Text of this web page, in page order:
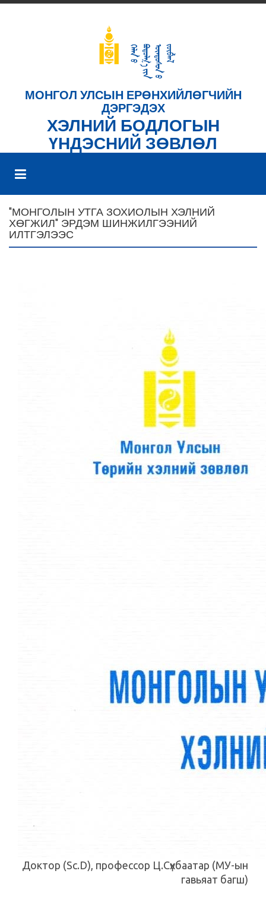
МОНГОЛ УЛСЫН ЕРӨНХИЙЛӨГЧИЙН
ДЭРГЭДЭХ
ХЭЛНИЙ БОДЛОГЫН
ҮНДЭСНИЙ ЗӨВЛӨЛ
"МОНГОЛЫН УТГА ЗОХИОЛЫН ХЭЛНИЙ
ХӨГЖИЛ" ЭРДЭМ ШИНЖИЛГЭЭНИЙ
ИЛТГЭЛЭЭС
Доктор (Sc.D), профессор Ц.Сүхбаатар (МУ-ын
гавьяат багш)